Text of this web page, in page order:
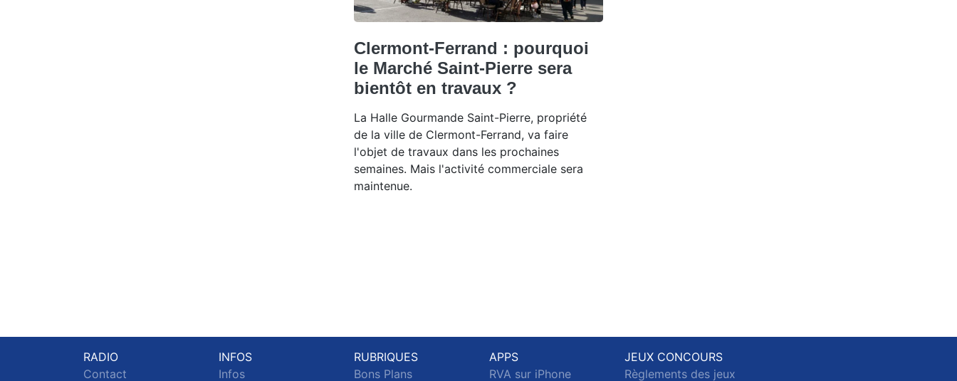
Clermont-Ferrand : pourquoi
le Marché Saint-Pierre sera
bientôt en travaux ?
La Halle Gourmande Saint-Pierre, propriété
de la ville de Clermont-Ferrand, va faire
l'objet de travaux dans les prochaines
semaines. Mais l'activité commerciale sera
maintenue.
RADIO
Contact
INFOS
Infos
RUBRIQUES
Bons Plans
APPS
RVA sur iPhone
JEUX CONCOURS
Règlements des jeux